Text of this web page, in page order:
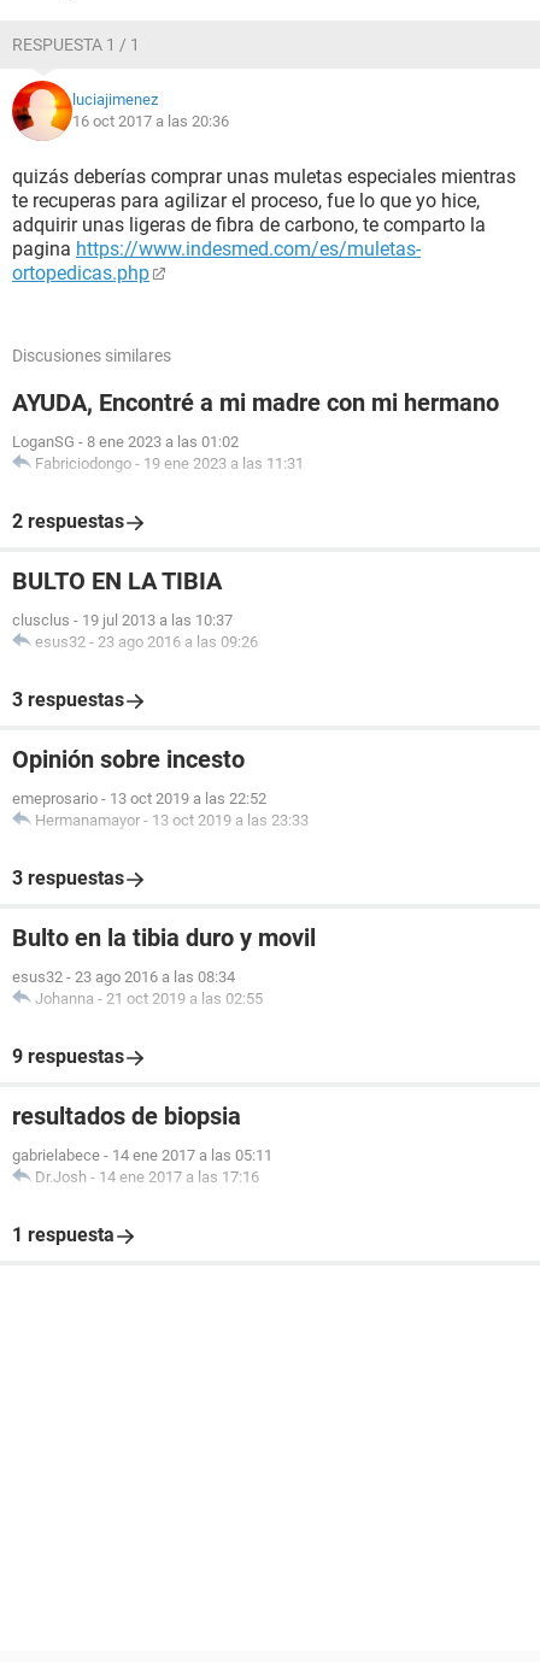
RESPUESTA 1 / 1
luciajimenez
16 oct 2017 a las 20:36
quizás deberías comprar unas muletas especiales mientras
te recuperas para agilizar el proceso, fue lo que yo hice,
adquirir unas ligeras de fibra de carbono, te comparto la
pagina https://www.indesmed.com/es/muletas-
ortopedicas.php
Discusiones similares
AYUDA, Encontré a mi madre con mi hermano
LoganSG - 8 ene 2023 a las 01:02
Fabriciodongo - 19 ene 2023 a las 11:31
2 respuestas
BULTO EN LA TIBIA
clusclus - 19 jul 2013 a las 10:37
esus32 - 23 ago 2016 a las 09:26
3 respuestas
Opinión sobre incesto
emeprosario - 13 oct 2019 a las 22:52
Hermanamayor - 13 oct 2019 a las 23:33
3 respuestas
Bulto en la tibia duro y movil
esus32 - 23 ago 2016 a las 08:34
Johanna - 21 oct 2019 a las 02:55
9 respuestas
resultados de biopsia
gabrielabece - 14 ene 2017 a las 05:11
Dr.Josh - 14 ene 2017 a las 17:16
1 respuesta